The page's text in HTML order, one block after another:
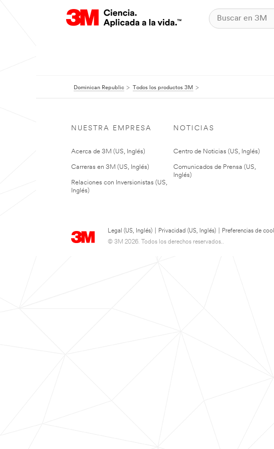
Dominican Republic Todos los productos 3M
NUESTRA EMPRESA
Acerca de 3M (US, Inglés)
Carreras en 3M (US, Inglés)
Relaciones con Inversionistas (US,
Inglés)
NOTICIAS
Centro de Noticias (US, Inglés)
Comunicados de Prensa (US,
Inglés)
Legal (US, Inglés) Privacidad (US, Inglés)
Preferencias de
© 3M 2026. Todos los derechos reservados..